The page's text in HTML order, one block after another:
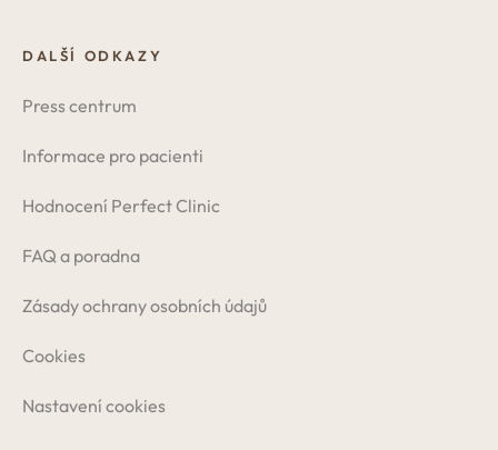
DALŠÍ ODKAZY
Press centrum
Informace pro pacienti
Hodnocení Perfect Clinic
FAQ a poradna
Zásady ochrany osobních údajů
Cookies
Nastavení cookies